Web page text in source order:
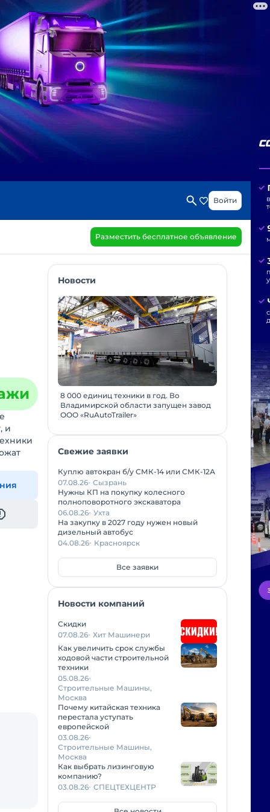
Войти
Разместить бесплатное объявление
и
Новости
8 000 единиц техники в год. Во
Владимирской области запущен завод
ООО «RuAutoTrailer»
Свежие заявки
Куплю автокран б/у СМК-14 или СМК-12А
07.08.26 Сызрань
Нужны КП на покупку колесного
полноповоротного экскаватора
06.08.26 Ухта
На закупку в 2027 году нужен новый
дизельный автобус
04.08.26 Красноярск
Все заявки
Новости компаний
Скидки
07.08.26 Хит Машинери
Как увеличить срок службы
ходовой части строительной
техники
05.08.26
Строительные Машины,
Москва
Почему китайская техника
перестала уступать
европейской
03.08.26
Строительные Машины,
Москва
Как выбрать лизинговую
компанию?
03.08.26 СПЕЦТЕХЦЕНТР